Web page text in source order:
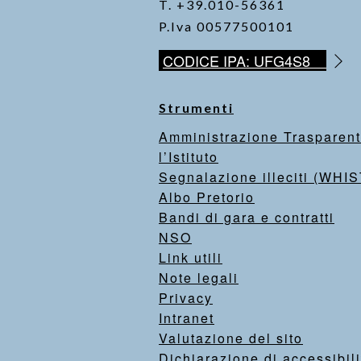
T. +39.010-56361
P.Iva 00577500101
CODICE IPA: UFG4S8
Strumenti
Amministrazione
l’Istituto
Segnalazione illeciti
Albo Pretorio
Bandi di gara e contratti
NSO
Link utili
Note legali
Privacy
Intranet
Valutazione del sito